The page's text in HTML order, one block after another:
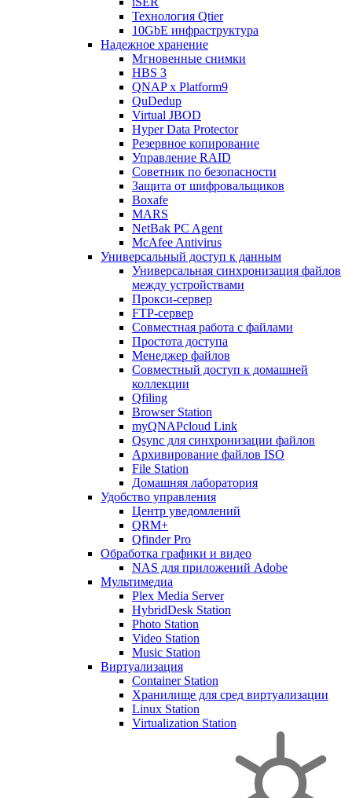
Технология Qtier
10GbE инфраструктура
Надежное хранение
Мгновенные снимки
HBS 3
QNAP x Platform9
QuDedup
Virtual JBOD
Hyper Data Protector
Резервное копирование
Управление RAID
Советник по безопасности
Защита от шифровальщиков
Boxafe
MARS
NetBak PC Agent
McAfee Antivirus
Универсальный доступ к данным
Универсальная синхронизация файлов
между устройствами
Прокси-сервер
FTP-сервер
Совместная работа с файлами
Простота доступа
Менеджер файлов
Совместный доступ к домашней
коллекции
Qfiling
Browser Station
myQNAPcloud Link
Qsync для синхронизации файлов
Архивирование файлов ISO
File Station
Домашняя лаборатория
Удобство управления
Центр уведомлений
QRM+
Qfinder Pro
Обработка графики и видео
NAS для приложений Adobe
Мультимедиа
Plex Media Server
HybridDesk Station
Photo Station
Video Station
Music Station
Виртуализация
Container Station
Хранилище для сред виртуализации
Linux Station
Virtualization Station